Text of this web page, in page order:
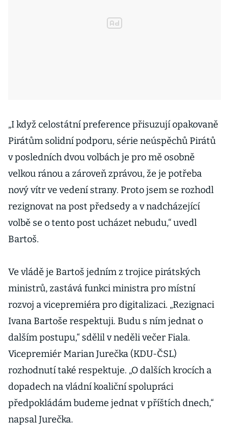
„I když celostátní preference přisuzují opakovaně
Pirátům solidní podporu, série neúspěchů Pirátů
v posledních dvou volbách je pro mě osobně
velkou ránou a zároveň zprávou, že je potřeba
nový vítr ve vedení strany. Proto jsem se rozhodl
rezignovat na post předsedy a v nadcházející
volbě se o tento post ucházet nebudu,“ uvedl
Bartoš.
Ve vládě je Bartoš jedním z trojice pirátských
ministrů, zastává funkci ministra pro místní
rozvoj a vicepremiéra pro digitalizaci. „Rezignaci
Ivana Bartoše respektuji. Budu s ním jednat o
dalším postupu,“ sdělil v neděli večer Fiala.
Vicepremiér Marian Jurečka (KDU-ČSL)
rozhodnutí také respektuje. „O dalších krocích a
dopadech na vládní koaliční spolupráci
předpokládám budeme jednat v příštích dnech,“
napsal Jurečka.